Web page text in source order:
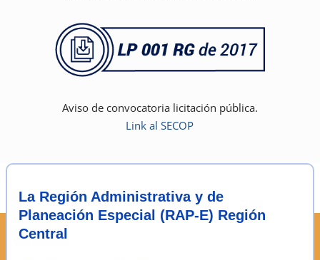
Aviso de convocatoria licitación pública.
Link al SECOP
La Región Administrativa y de
Planeación Especial (RAP-E) Región
Central